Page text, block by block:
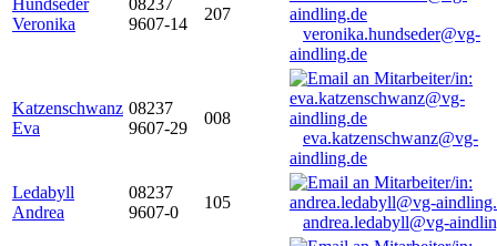
Hundseder
Veronika
08237
9607-14
207
veronika.hundseder@vg-
aindling.de
Katzenschwanz
Eva
08237
9607-29
008
eva.katzenschwanz@vg-
aindling.de
Ledabyll
Andrea
08237
9607-0
105
andrea.ledabyll@vg-